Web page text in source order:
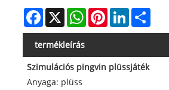
Facebook
X WhatsAppPinterestLinkedInShare
termékleírás
Szimulációs pingvin plüssjáték
Anyaga: plüss